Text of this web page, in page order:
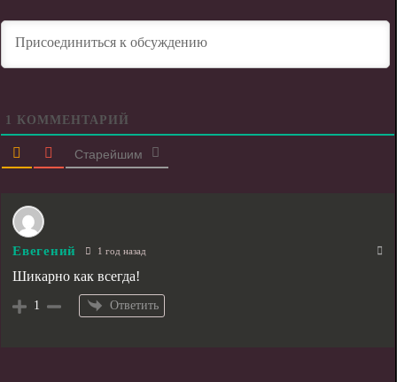
1 КОММЕНТАРИЙ
Старейшим
Евегений 1 год назад
Шикарно как всегда!
1 Ответить